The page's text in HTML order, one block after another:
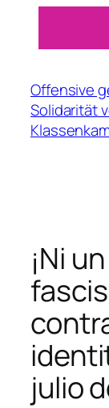
springen
Offensive
Solidarität
¡Ni
julio